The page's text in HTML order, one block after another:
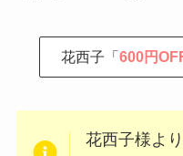
花西子「600円
花西子様よ